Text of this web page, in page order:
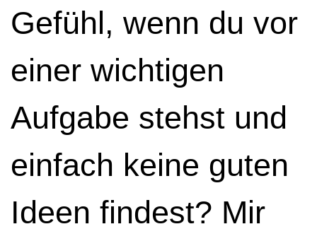
Gefühl, wenn du vor
einer wichtigen
Aufgabe stehst und
einfach keine guten
Ideen findest? Mir